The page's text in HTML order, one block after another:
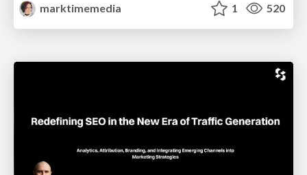
marktimemedia
1 520